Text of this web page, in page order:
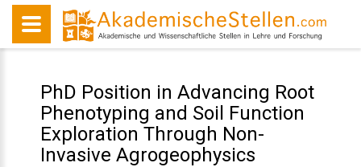
PhD Position in Advancing Root
Phenotyping and Soil Function
Exploration Through Non-
Invasive Agrogeophysics